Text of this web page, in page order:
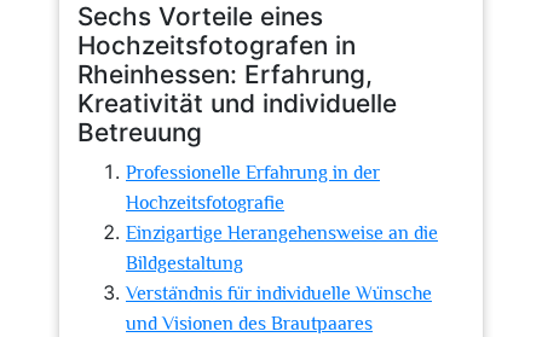
Sechs Vorteile eines
Hochzeitsfotografen in
Rheinhessen: Erfahrung,
Kreativität und individuelle
Betreuung
Professionelle Erfahrung in der
Hochzeitsfotografie
Einzigartige Herangehensweise an die
Bildgestaltung
Verständnis für individuelle Wünsche
und Visionen des Brautpaares